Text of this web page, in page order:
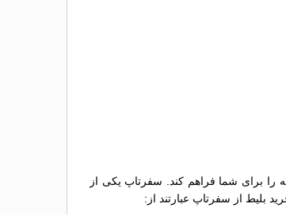
را برای شما فراهم کند. سفرتاپ یکی از
بلیط از سفرتاپ عبارتند از: